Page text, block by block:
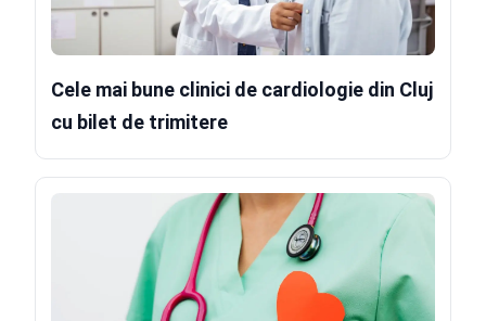
Cele mai bune clinici de cardiologie din Cluj
cu bilet de trimitere